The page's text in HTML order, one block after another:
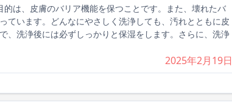
は、皮膚のバリア機能を保つことです。また、壊れたバ
ています。どんなにやさしく洗浄しても、汚れとともに皮
、洗浄後には必ずしっかりと保湿をします。さらに、洗浄
2025年2月19日